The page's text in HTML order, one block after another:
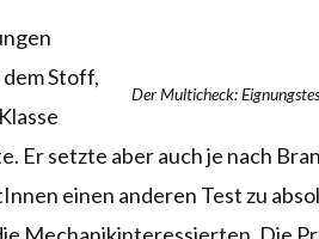
Der Multicheck:
Stoff,
Er setzte aber auch je nach
einen anderen Test zu